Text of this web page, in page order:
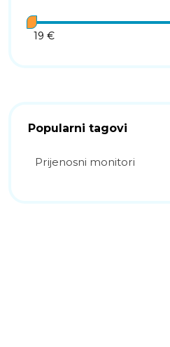
19 €
Popularni tagovi
Prijenosni monitori